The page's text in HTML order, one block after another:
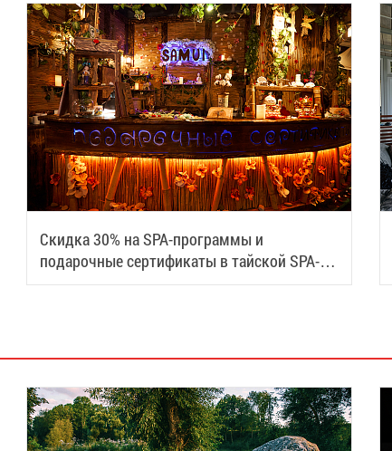
Скидка 30% на SPA-программы и
подарочные сертификаты в тайской SPA-
деревне Samui